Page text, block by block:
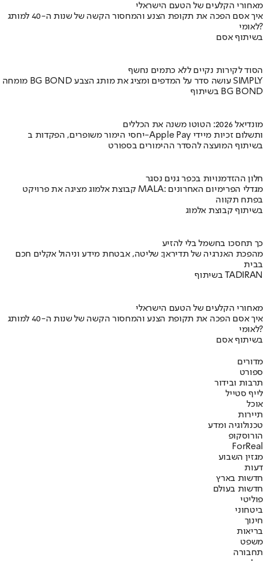
מאחורי הקלעים של הטעם הישראלי
איך אסם הפכה את תקופת הצנע והמחסור הקשה של שנות ה-40 למותג
לאומי?
בשיתוף אסם
הסוד לקירות נקיים ללא כתמים נחשף
מומחה BG BOND עושה סדר על המדפים ומציג את מותג הצבע SIMPLY
בשיתוף BG BOND
מונדיאל 2026: הטוטו משנה את הכללים
יחסי הימור משופרים, הפקדות ב-Apple Pay ותשלום זכיות מיידי
בשיתוף המועצה להסדר ההימורים בספורט
חלון ההזדמנויות בכפר גנים נסגר
קבוצת אלמוג מציגה את פרויקט MALA: מגדלי הפרימיום האחרונים
בפתח תקווה
בשיתוף קבוצת אלמוג
כך תחסכו בחשמל בלי להזיע
מהפכת האנרגיה של תדיראן: שליטה, אבטחת מידע וניהול אקלים חכם
בבית
בשיתוף TADIRAN
מאחורי הקלעים של הטעם הישראלי
איך אסם הפכה את תקופת הצנע והמחסור הקשה של שנות ה-40 למותג
לאומי?
בשיתוף אסם
מדורים
ספורט
תרבות ובידור
לייף סטייל
אוכל
תיירות
טכנולוגיה ומדע
הורוסקופ
ForReal
מגזין השבוע
דעות
חדשות בארץ
חדשות בעולם
פוליטי
ביטחוני
חינוך
בריאות
משפט
תחבורה